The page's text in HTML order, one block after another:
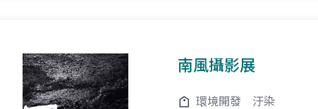
南風攝影展
環境開發 汙染